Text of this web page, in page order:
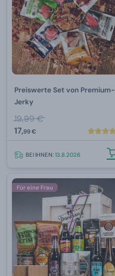
Preiswerte Set von Premium-
Jerky
19,99 €
17,99 €
BEI IHNEN:13.8.2026
Für eine Frau